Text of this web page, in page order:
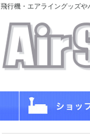
飛行機・エアライングッズや